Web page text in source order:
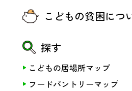
こどもの貧困につ
探す
こどもの居場所マップ
フードパントリーマップ